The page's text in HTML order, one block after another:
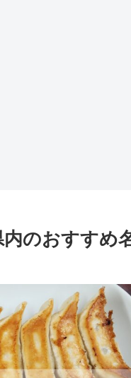
内のおすす